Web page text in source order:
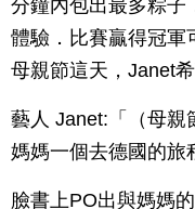
分鐘內包出最多粽子
體驗．比賽贏得冠軍
母親節這天，Janet
藝人 Janet:「（母親
媽媽一個去德國的旅
臉書上PO出與媽媽